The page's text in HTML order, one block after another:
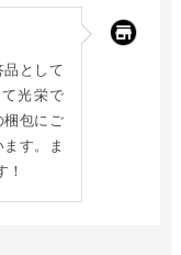
品として
光栄で
梱包にご
す。ま
！